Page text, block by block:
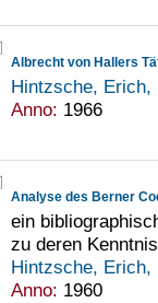
Albrecht von Hallers
Hintzsche,
Anno: 1966
Analyse des Berner
ein
zu deren
Hintzsche,
Anno: 1960